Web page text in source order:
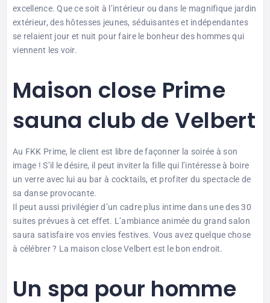
excellence. Que ce soit à l’intérieur ou dans le magnifique jardin
extérieur, des hôtesses jeunes, séduisantes et indépendantes
se relaient jour et nuit pour faire le bonheur des hommes qui
viennent les voir.
Maison close Prime
sauna club de Velbert
Au FKK Prime, le client est libre de façonner la soirée à son
image ! S’il le désire, il peut inviter la fille qui l’intéresse à boire
un verre avec lui au bar à cocktails, et profiter du spectacle de
sa danse provocante.
Il peut aussi privilégier d’un cadre plus intime dans une des 30
suites prévues à cet effet. L’ambiance animée du grand salon
saura satisfaire vos envies festives. Vous avez quelque chose
à célébrer ? La maison close Velbert est le bon endroit.
Un spa pour homme